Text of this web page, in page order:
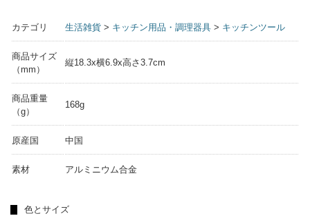
カテゴリ 生活雑貨 > キッチン用品・調理器具 > キッチンツール
商品サイズ
（mm）
縦18.3x横6.9x高さ3.7cm
商品重量
（g）
168g
原産国 中国
素材 アルミニウム合金
色とサイズ